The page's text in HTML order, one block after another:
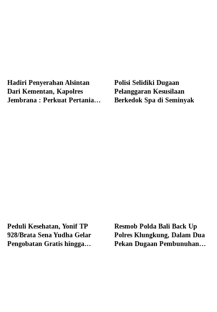
Hadiri Penyerahan Alsintan
Dari Kementan, Kapolres
Jembrana : Perkuat Pertanian
Polisi Selidiki Dugaan
Pelanggaran Kesusilaan
Berkedok Spa di Seminyak
Peduli Kesehatan, Yonif TP
928/Brata Sena Yudha Gelar
Pengobatan Gratis hingga
Resmob Polda Bali Back Up
Polres Klungkung, Dalam Dua
Pekan Dugaan Pembunuhan